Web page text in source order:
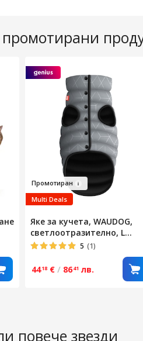
Промотиран
Multi Deals
Яке за кучета, WAUDOG,
светлоотразително, L
(M40)
5 (1)
4418 € / 8641 лв.
повече звезди